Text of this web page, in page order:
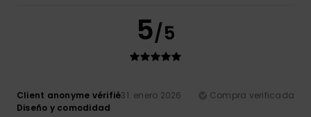
5/5
Client anonyme vérifié31. enero 2026
Compra verificada
Diseño y comodidad